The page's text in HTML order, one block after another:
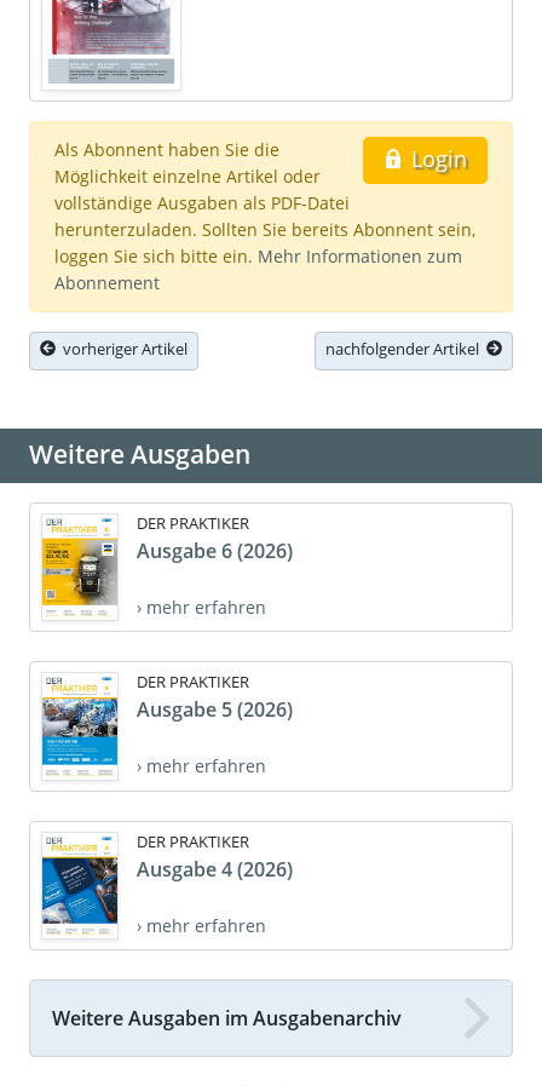
Login
Als Abonnent haben Sie die
Möglichkeit einzelne Artikel oder
vollständige Ausgaben als PDF-Datei
herunterzuladen. Sollten Sie bereits Abonnent sein,
loggen Sie sich bitte ein. Mehr Informationen zum
Abonnement
vorheriger Artikel nachfolgender Artikel
Weitere Ausgaben
DER PRAKTIKER
Ausgabe 6 (2026)
› mehr erfahren
DER PRAKTIKER
Ausgabe 5 (2026)
› mehr erfahren
DER PRAKTIKER
Ausgabe 4 (2026)
› mehr erfahren
Weitere Ausgaben im Ausgabenarchiv